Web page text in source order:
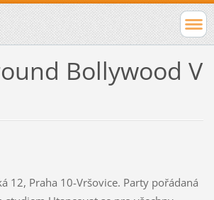
Bollywood V
12, Praha 10-Vršovice. Party pořádaná